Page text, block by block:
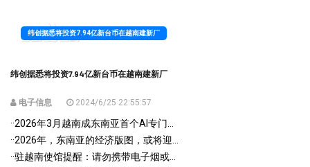
纬创据悉将投资7.94亿新台币在越南建新厂
纬创据悉将投资7.94亿新台币在越南建新厂
电子信息 2024/6/25 22:55:57
··2026年3月越南成东南亚首个AI专门...
··2026年，东南亚的经济版图，或将迎...
··驻越南使馆提醒：请勿携带电子烟或...